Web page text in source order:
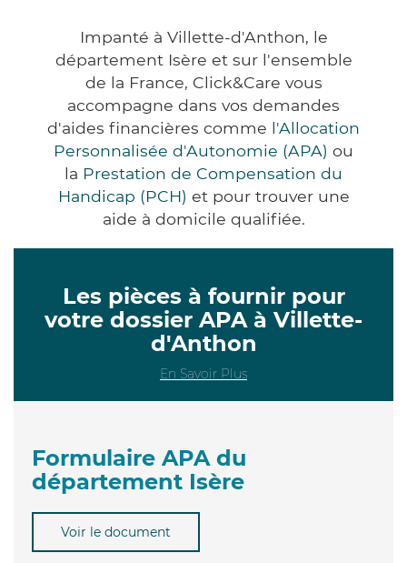
Impanté à Villette-d'Anthon, le
département Isère et sur l'ensemble
de la France, Click&Care vous
accompagne dans vos demandes
d'aides financières comme l'Allocation
Personnalisée d'Autonomie (APA) ou
la Prestation de Compensation du
Handicap (PCH) et pour trouver une
aide à domicile qualifiée.
Les pièces à fournir pour
votre dossier APA à Villette-
d'Anthon
En Savoir Plus
Formulaire APA du
département Isère
Voir le document